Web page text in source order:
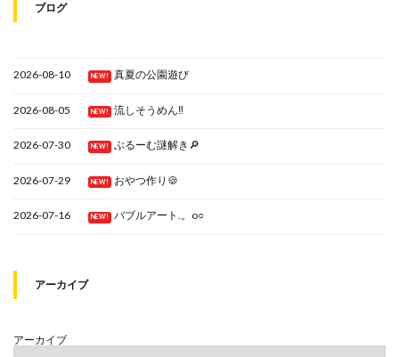
ブログ
2026-08-10 NEW! 真夏の公園遊び
2026-08-05 NEW! 流しそうめん‼
2026-07-30 NEW! ぶるーむ謎解き🔎
2026-07-29 NEW! おやつ作り🍪
2026-07-16 NEW! バブルアート.。o○
アーカイブ
アーカイブ